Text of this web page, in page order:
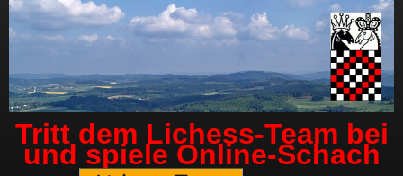
Tritt dem Lichess-Team bei
und spiele Online-Schach